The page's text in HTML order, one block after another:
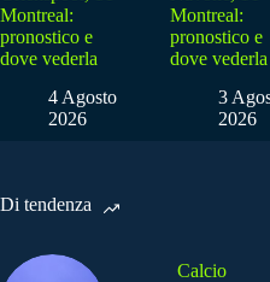
Montreal:
pronostico e
dove vederla
4 Agosto
2026
Montreal:
pronostico e
dove vederla
3
2026
Di tendenza
Calcio